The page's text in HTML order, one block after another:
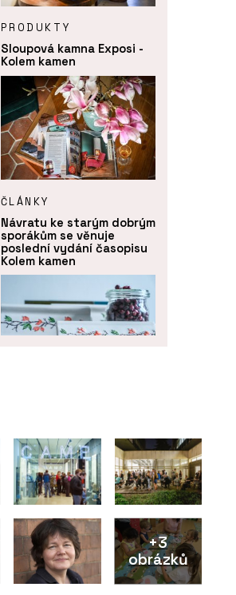
PRODUKTY
Sloupová kamna Exposi -
Kolem kamen
ČLÁNKY
Návratu ke starým dobrým
sporákům se věnuje
poslední vydání časopisu
Kolem kamen
ČLÁNKY
+3
obrázků